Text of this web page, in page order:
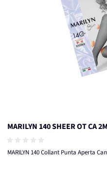
MARILYN 140 SHEER OT CA 2M
MARILYN 140 Collant Punta Aperta